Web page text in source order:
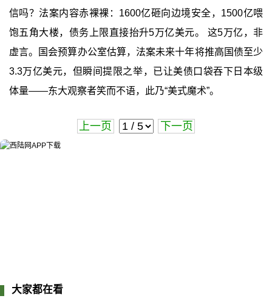
信吗？法案内容赤裸裸：1600亿砸向边境安全，1500亿喂
饱五角大楼，债务上限直接抬升5万亿美元。 这5万亿，非
虚言。国会预算办公室估算，法案未来十年将推高国债至少
3.3万亿美元，但瞬间提限之举，已让美债口袋吞下日本级
体量——东大观察者笑而不语，此乃“美式魔术”。
上一页 下一页
大家都在看